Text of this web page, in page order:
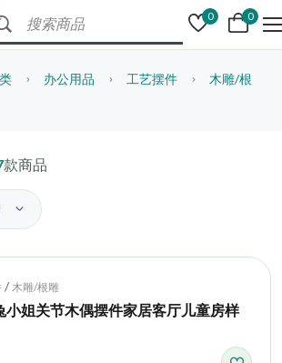
0 0
办公用品 工艺摆件
木雕/根
款商品
/ 木雕/根雕
小姐关节木偶摆件家居客厅儿童房样